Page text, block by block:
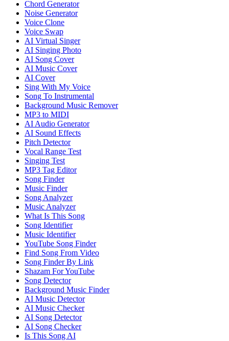
Chord Generator
Noise Generator
Voice Clone
Voice Swap
AI Virtual Singer
AI Singing Photo
AI Song Cover
AI Music Cover
AI Cover
Sing With My Voice
Song To Instrumental
Background Music Remover
MP3 to MIDI
AI Audio Generator
AI Sound Effects
Pitch Detector
Vocal Range Test
Singing Test
MP3 Tag Editor
Song Finder
Music Finder
Song Analyzer
Music Analyzer
What Is This Song
Song Identifier
Music Identifier
YouTube Song Finder
Find Song From Video
Song Finder By Link
Shazam For YouTube
Song Detector
Background Music Finder
AI Music Detector
AI Music Checker
AI Song Detector
AI Song Checker
Is This Song AI